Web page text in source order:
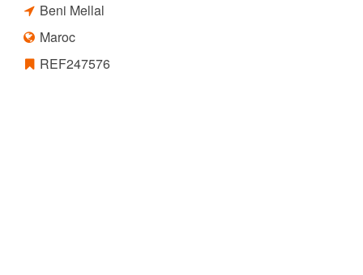
Beni Mellal
Maroc
REF247576